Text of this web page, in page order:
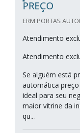
PREÇO
ERM PORTAS
Atendimento
Atendimento
Se alguém está
automática
ideal para seu
maior vitrine da
qu...